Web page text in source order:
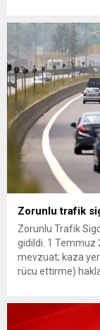
çıkarma cezası
(YDK) sevk
Zorunlu trafik
Zorunlu Trafik
gidildi. 1 Temmuz
mevzuat; kaza
rücu ettirme)
getiriyor. Hazine